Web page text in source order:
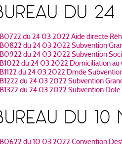
DU 24
du 24 03 2022 Aide directe
du 24 03 2022 Subvention
du 24 03 2022 Subvention
du 24 03 2022 Domiciliation au
du 24 03 2022 Dmde
du 24 03 2022 Subvention
du 24 03 2022 Subvention
DU 10
du 10 03 2022 Convention